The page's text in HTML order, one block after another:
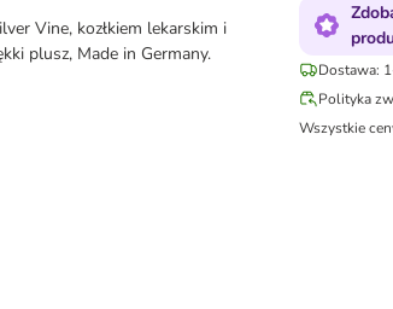
Vine, kozłkiem lekarskim i
plusz, Made in Germany.
Dostawa:
Polityka
Wszystkie